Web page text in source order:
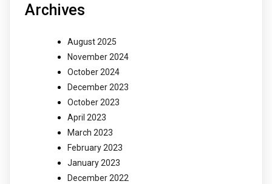
Archives
August 2025
November 2024
October 2024
December 2023
October 2023
April 2023
March 2023
February 2023
January 2023
December 2022